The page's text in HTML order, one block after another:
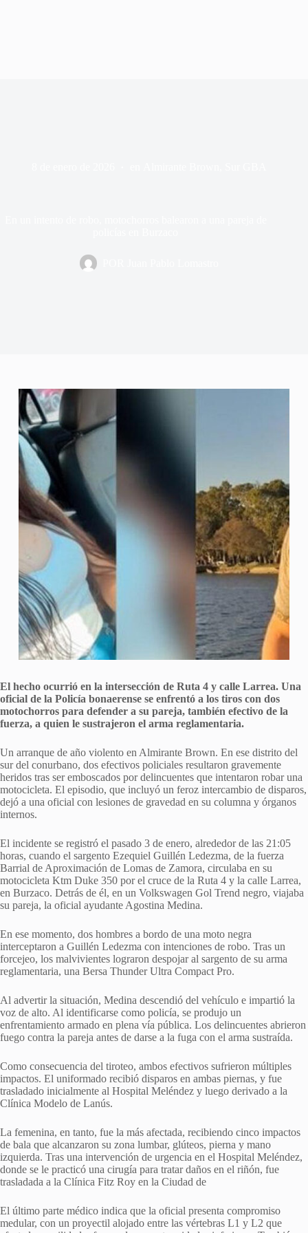
El hecho ocurrió en la intersección de Ruta 4 y calle Larrea. Una
oficial de la Policía bonaerense se enfrentó a los tiros con dos
motochorros para defender a su pareja, también efectivo de la
fuerza, a quien le sustrajeron el arma reglamentaria.
Un arranque de año violento en Almirante Brown. En ese distrito del
sur del conurbano, dos efectivos policiales resultaron gravemente
heridos tras ser emboscados por delincuentes que intentaron robar una
motocicleta. El episodio, que incluyó un feroz intercambio de disparos,
dejó a una oficial con lesiones de gravedad en su columna y órganos
internos.
El incidente se registró el pasado 3 de enero, alrededor de las 21:05
horas, cuando el sargento Ezequiel Guillén Ledezma, de la fuerza
Barrial de Aproximación de Lomas de Zamora, circulaba en su
motocicleta Ktm Duke 350 por el cruce de la Ruta 4 y la calle Larrea,
en Burzaco. Detrás de él, en un Volkswagen Gol Trend negro, viajaba
su pareja, la oficial ayudante Agostina Medina.
En ese momento, dos hombres a bordo de una moto negra
interceptaron a Guillén Ledezma con intenciones de robo. Tras un
forcejeo, los malvivientes lograron despojar al sargento de su arma
reglamentaria, una Bersa Thunder Ultra Compact Pro.
Al advertir la situación, Medina descendió del vehículo e impartió la
voz de alto. Al identificarse como policía, se produjo un
enfrentamiento armado en plena vía pública. Los delincuentes abrieron
fuego contra la pareja antes de darse a la fuga con el arma sustraída.
Como consecuencia del tiroteo, ambos efectivos sufrieron múltiples
impactos. El uniformado recibió disparos en ambas piernas, y fue
trasladado inicialmente al Hospital Meléndez y luego derivado a la
Clínica Modelo de Lanús.
La femenina, en tanto, fue la más afectada, recibiendo cinco impactos
de bala que alcanzaron su zona lumbar, glúteos, pierna y mano
izquierda. Tras una intervención de urgencia en el Hospital Meléndez,
donde se le practicó una cirugía para tratar daños en el riñón, fue
trasladada a la Clínica Fitz Roy en la Ciudad de
El último parte médico indica que la oficial presenta compromiso
medular, con un proyectil alojado entre las vértebras L1 y L2 que